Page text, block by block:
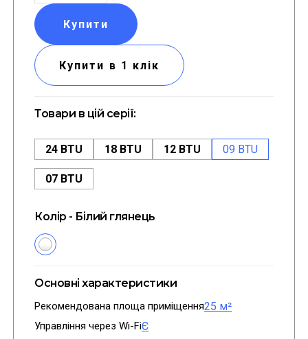
Купити
Купити в 1 клік
Товари в цій серії:
24 BTU 18 BTU 12 BTU 09 BTU
07 BTU
Колір - Білий глянець
Основні характеристики
Рекомендована площа приміщення25 м²
Управління через Wi-FiЄ